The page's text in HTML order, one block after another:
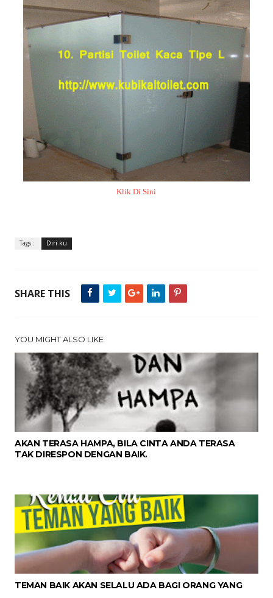
Klik Di Sini
Tags : Diri ku
SHARE THIS
YOU MIGHT ALSO LIKE
AKAN TERASA HAMPA, BILA CINTA ANDA TERASA
TAK DIRESPON DENGAN BAIK.
TEMAN BAIK AKAN SELALU ADA BAGI ORANG YANG